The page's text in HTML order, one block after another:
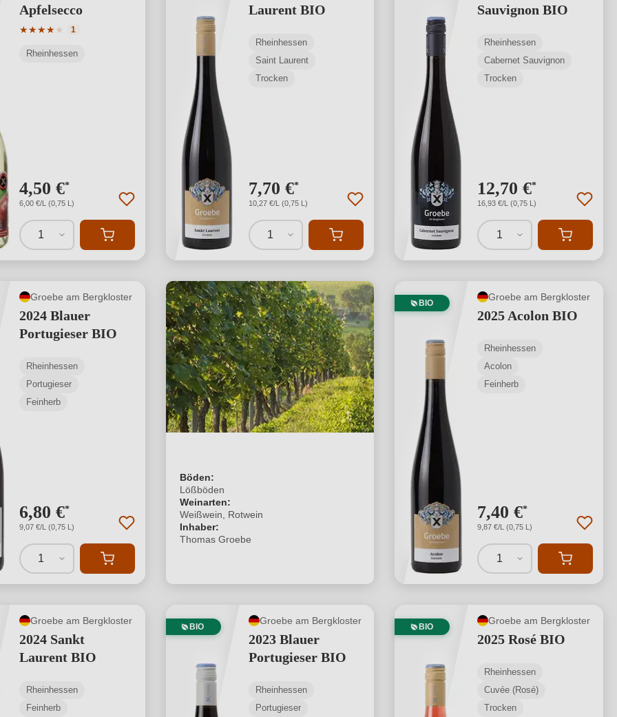
Apfelsecco
★★★★★
Durchschnittliche Bewertung von 4 von 5 Sternen
1
Rheinhessen
4,50 €*
6,00 €/L (0,75 L)
1
Laurent BIO
Rheinhessen
Saint Laurent
Trocken
7,70 €*
10,27 €/L (0,75 L)
1
Sauvignon BIO
Rheinhessen
Cabernet Sauvignon
Trocken
12,70 €*
16,93 €/L (0,75 L)
1
Groebe am Bergkloster
2024 Blauer
Portugieser BIO
Rheinhessen
Portugieser
Feinherb
6,80 €*
9,07 €/L (0,75 L)
1
Böden:
Lößböden
Weinarten:
Weißwein, Rotwein
Inhaber:
Thomas Groebe
BIO
Groebe am Bergkloster
2025 Acolon BIO
Rheinhessen
Acolon
Feinherb
7,40 €*
9,87 €/L (0,75 L)
1
Groebe am Bergkloster
2024 Sankt
Laurent BIO
Rheinhessen
Feinherb
BIO
Groebe am Bergkloster
2023 Blauer
Portugieser BIO
Rheinhessen
Portugieser
BIO
Groebe am Bergkloster
2025 Rosé BIO
Rheinhessen
Cuvée (Rosé)
Trocken